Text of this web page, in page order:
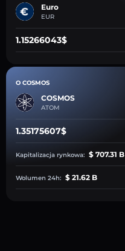
Euro
EUR
1.15266043$
O COSMOS
COSMOS
ATOM
1.35175607$
Kapitalizacja rynkowa: $ 707.31 B
Wolumen 24h: $ 21.62 B